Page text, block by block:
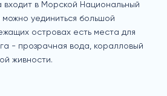
входит в Морской Национальный
можно уединиться большой
островах есть места для
- прозрачная вода, коралловый
живности.